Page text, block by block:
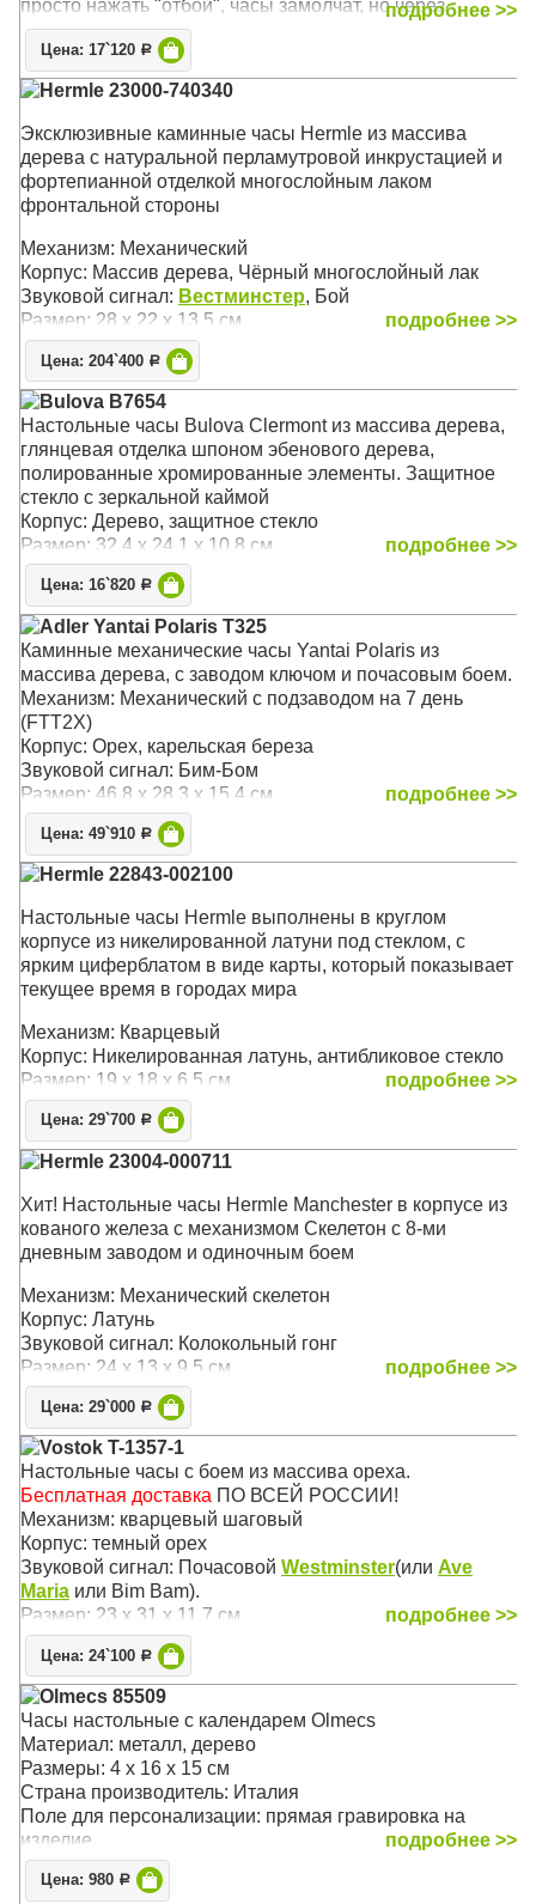
просто нажать "отбой", часы замолчат, но через
некоторое время зазвонят снова). Импульсный сигнал
Механизм: Электронный
Корпус: Пластик (Чёрный)
(Возрастание сигнала), «Beep Alarm» или «Dual Alarm»
Размер: 40 x 30 x 4 см
подробнее >>
Цена: 17`120 Р
Hermle 23000-740340
Эксклюзивные каминные часы Hermle из массива
дерева с натуральной перламутровой инкрустацией и
фортепианной отделкой многослойным лаком
фронтальной стороны
Механизм: Механический
Корпус: Массив дерева, Чёрный многослойный лак
Звуковой сигнал: Вестминстер, Бой
Размер: 28 х 22 х 13.5 см
подробнее >>
Цена: 204`400 Р
Bulova B7654
Настольные часы Bulova Clermont из массива дерева,
глянцевая отделка шпоном эбенового дерева,
полированные хромированные элементы. Защитное
стекло с зеркальной каймой
Корпус: Дерево, защитное стекло
Размер: 32,4 x 24,1 x 10,8 см
подробнее >>
Цена: 16`820 Р
Adler Yantai Polaris T325
Каминные механические часы Yantai Polaris из
массива дерева, с заводом ключом и почасовым боем.
Механизм: Механический с подзаводом на 7 день
(FTT2X)
Корпус: Орех, карельская береза
Звуковой сигнал: Бим-Бом
Размер: 46,8 х 28,3 х 15,4 см
подробнее >>
Цена: 49`910 Р
Hermle 22843-002100
Настольные часы Hermle выполнены в круглом
корпусе из никелированной латуни под стеклом, с
ярким циферблатом в виде карты, который показывает
текущее время в городах мира
Механизм: Кварцевый
Корпус: Никелированная латунь, антибликовое стекло
Размер: 19 х 18 х 6,5 см
подробнее >>
Цена: 29`700 Р
Hermle 23004-000711
Хит! Настольные часы Hermle Manchester в корпусе из
кованого железа с механизмом Скелетон с 8-ми
дневным заводом и одиночным боем
Механизм: Механический скелетон
Корпус: Латунь
Звуковой сигнал: Колокольный гонг
Размер: 24 х 13 х 9.5 см
подробнее >>
Цена: 29`000 Р
Vostok T-1357-1
Настольные часы с боем из массива ореха.
Бесплатная доставка ПО ВСЕЙ РОССИИ!
Механизм: кварцевый шаговый
Корпус: темный орех
Звуковой сигнал: Почасовой Westminster(или Ave
Maria или Bim Bam).
Размер: 23 х 31 x 11,7 см
подробнее >>
Цена: 24`100 Р
Olmecs 85509
Часы настольные с календарем Olmecs
Материал: металл, дерево
Размеры: 4 х 16 х 15 см
Страна производитель: Италия
Поле для персонализации: прямая гравировка на
изделие
подробнее >>
Цена: 980 Р